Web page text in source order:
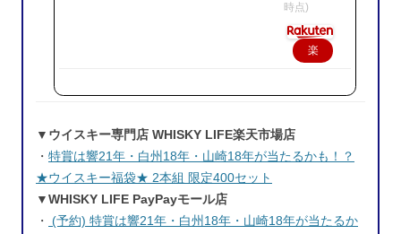
時点)
楽
で
▼ウイスキー専門店 WHISKY LIFE楽天市場店
・ 特賞は響21年・白州18年・山崎18年が当たるかも！？
★ウイスキー福袋★ 2本組 限定400セット
▼WHISKY LIFE PayPayモール店
・ (予約) 特賞は響21年・白州18年・山崎18年が当たるか